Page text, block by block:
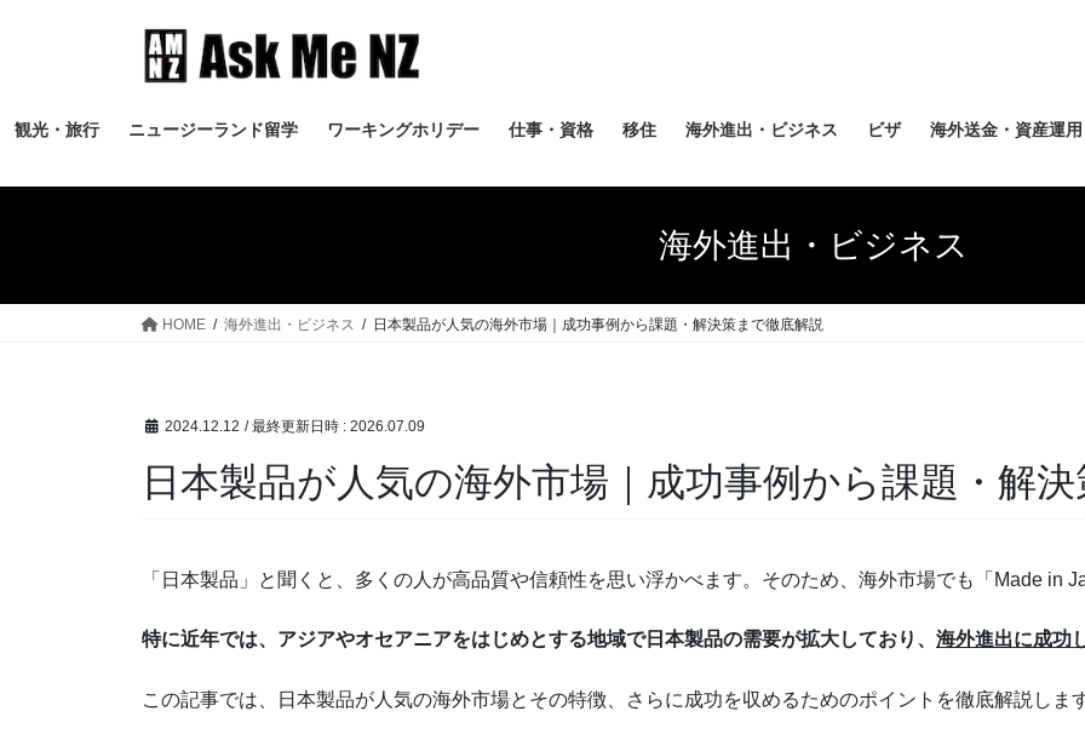
ツ
ス
シ
ン
観光・旅行 ニュージーランド留学 ワーキングホリデー 仕事・資格 移住 海外進出・ビジネス ビザ 海外送金・資産運用
海外進出・ビジネス
HOME 海外進出・ビジネス 日本製品が人気の海外市場｜成功事例から課題・解決策まで徹底解説
2024.12.12 / 最終更新日時 : 2026.07.09
日本製品が人気の海外市場｜成功事例から課題・解
「日本製品」と聞くと、多くの人が高品質や信頼性を思い浮かべます。そのため、海外市場でも「Made in
特に近年では、アジアやオセアニアをはじめとする地域で日本製品の需要が拡大しており、 海外進出に成功
この記事では、日本製品が人気の海外市場とその特徴、さらに成功を収めるためのポイントを徹底解説します